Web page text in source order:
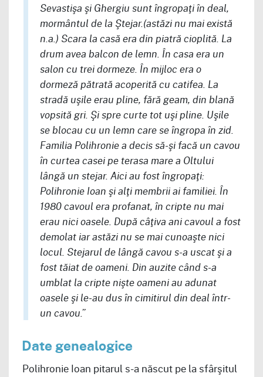
Sevastişa şi Ghergiu sunt îngropaţi în deal,
mormântul de la Ştejar.(astăzi nu mai există
n.a.) Scara la casă era din piatră cioplită. La
drum avea balcon de lemn. În casa era un
salon cu trei dormeze. În mijloc era o
dormeză pătrată acoperită cu catifea. La
stradă uşile erau pline, fără geam, din blană
vopsită gri. Şi spre curte tot uşi pline. Uşile
se blocau cu un lemn care se îngropa în zid.
Familia Polihronie a decis să-şi facă un cavou
în curtea casei pe terasa mare a Oltului
lângă un stejar. Aici au fost îngropaţi:
Polihronie Ioan şi alţi membrii ai familiei. În
1980 cavoul era profanat, în cripte nu mai
erau nici oasele. După câţiva ani cavoul a fost
demolat iar astăzi nu se mai cunoaşte nici
locul. Stejarul de lângă cavou s-a uscat şi a
fost tăiat de oameni. Din auzite când s-a
umblat la cripte nişte oameni au adunat
oasele şi le-au dus în cimitirul din deal într-
un cavou.”
Date genealogice
Polihronie Ioan pitarul s-a născut pe la sfârşitul